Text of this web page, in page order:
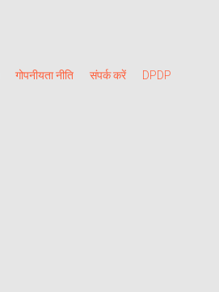
गोपनीयता नीति संपर्क करें DPDP